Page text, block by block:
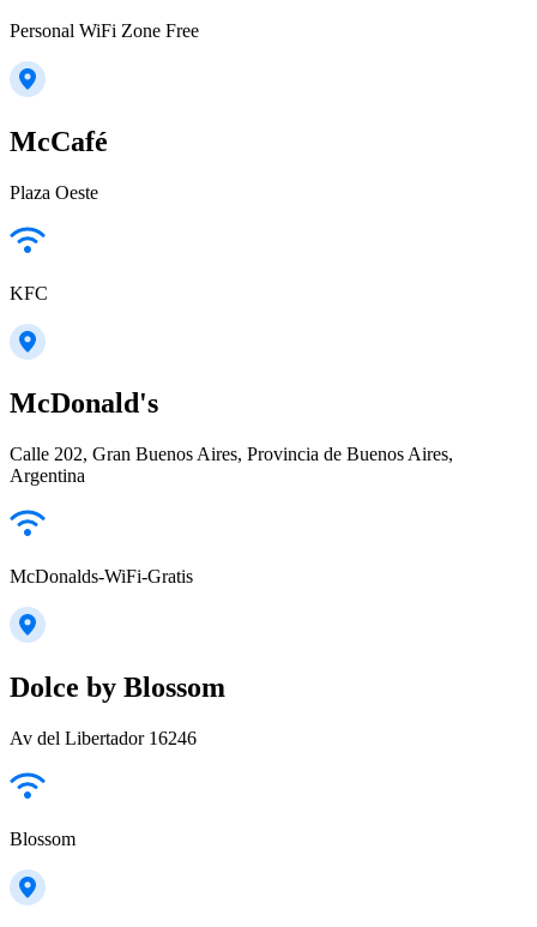
Personal WiFi Zone Free
McCafé
Plaza Oeste
KFC
McDonald's
Calle 202, Gran Buenos Aires, Provincia de Buenos Aires,
Argentina
McDonalds-WiFi-Gratis
Dolce by Blossom
Av del Libertador 16246
Blossom